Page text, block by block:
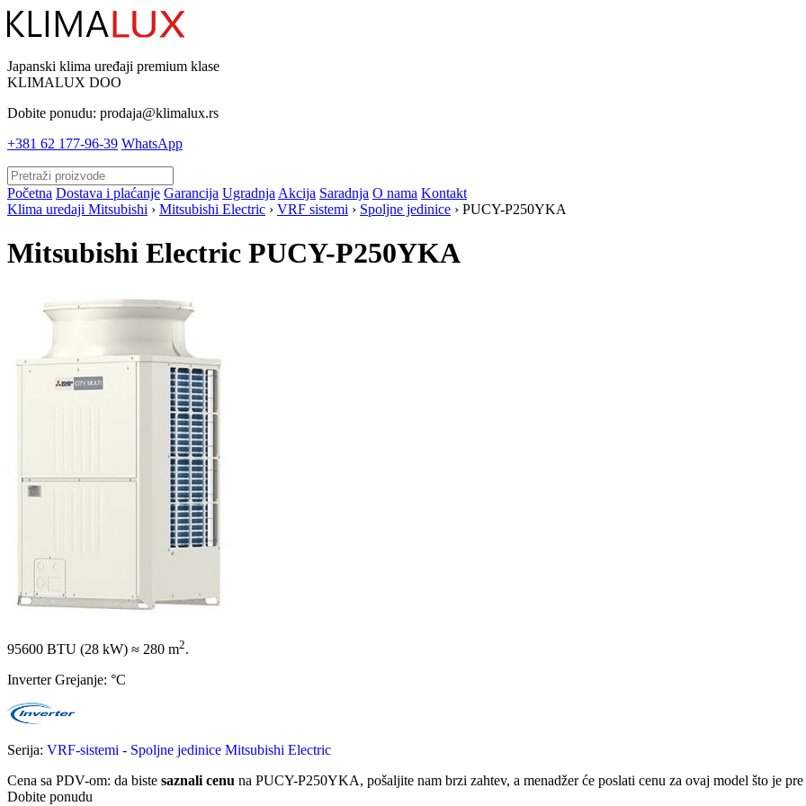
Japanski klima uređaji premium klase
KLIMALUX DOO
Dobite ponudu: prodaja@klimalux.rs
+381 62 177-96-39 WhatsApp
Početna Dostava i plaćanje Garancija Ugradnja Akcija Saradnja O nama Kontakt
Klima uredaji Mitsubishi › Mitsubishi Electric › VRF sistemi › Spoljne jedinice › PUCY-P250YKA
Mitsubishi Electric PUCY-P250YKA
95600 BTU (28 kW) ≈ 280 m2.
Inverter Grejanje: °C
Serija: VRF-sistemi - Spoljne jedinice Mitsubishi Electric
Cena sa PDV-om: da biste saznali cenu na PUCY-P250YKA, pošaljite nam brzi zahtev, a menadžer će poslati cenu za ovaj model što je
Dobite ponudu